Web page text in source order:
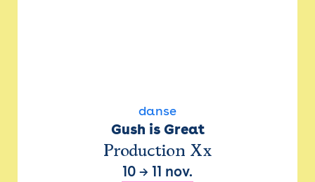
danse
Gush is Great
Production Xx
10 → 11 nov.